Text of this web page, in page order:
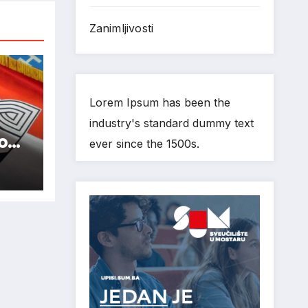
Zanimljivosti
Lorem Ipsum has been the
industry's standard dummy text
ever since the 1500s.